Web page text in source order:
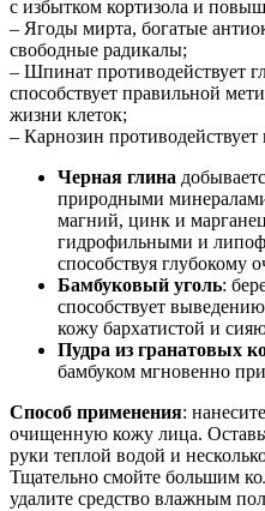
с избытком кортизола и
– Ягоды мирта, богатые
свободные радикалы;
– Шпинат противодействует
способствует правильной
жизни клеток;
– Карнозин противодействует
Черная глина
природными
магний, цинк и
гидрофильными и
способствуя глубокому
Бамбуковый уголь:
способствует
кожу бархатистой и
Пудра из гранатовых
бамбуком мгновенно
Способ применения:
очищенную кожу лица.
руки теплой водой и
Тщательно смойте большим
удалите средство влажным